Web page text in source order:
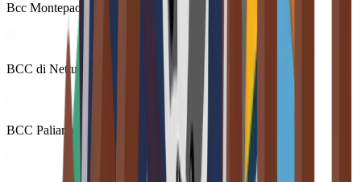
Bcc Montepaone
BCC di Nettuno
BCC Paliano